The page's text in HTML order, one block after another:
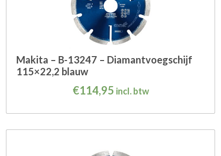
Makita – B-13247 – Diamantvoegschijf
115×22,2 blauw
€114,95 incl. btw